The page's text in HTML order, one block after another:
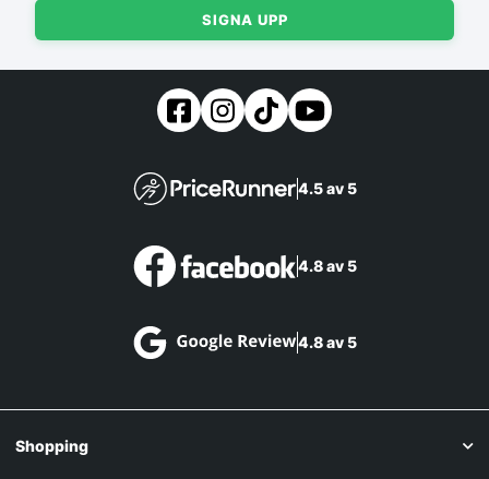
SIGNA UPP
4.5 av 5
4.8 av 5
4.8 av 5
Shopping